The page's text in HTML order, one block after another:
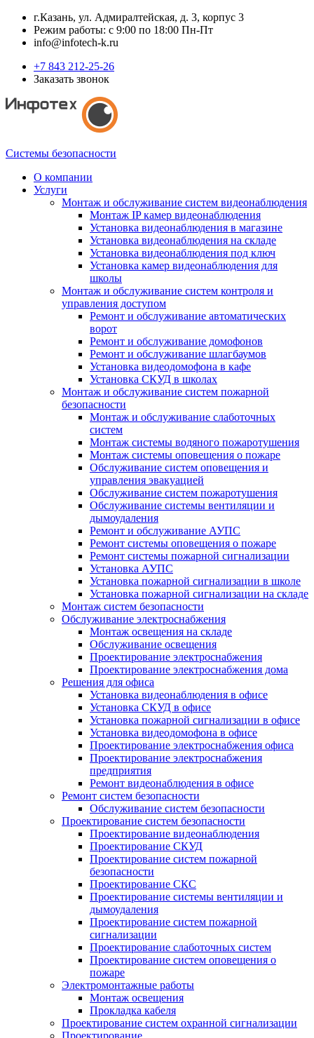
г.Казань, ул. Адмиралтейская, д. 3, корпус 3
Режим работы: с 9:00 по 18:00 Пн-Пт
info@infotech-k.ru
+7 843 212-25-26
Заказать звонок
Системы безопасности
О компании
Услуги
Монтаж и обслуживание систем видеонаблюдения
Монтаж IP камер видеонаблюдения
Установка видеонаблюдения в магазине
Установка видеонаблюдения на складе
Установка видеонаблюдения под ключ
Установка камер видеонаблюдения для
школы
Монтаж и обслуживание систем контроля и
управления доступом
Ремонт и обслуживание автоматических
ворот
Ремонт и обслуживание домофонов
Ремонт и обслуживание шлагбаумов
Установка видеодомофона в кафе
Установка СКУД в школах
Монтаж и обслуживание систем пожарной
безопасности
Монтаж и обслуживание слаботочных
систем
Монтаж системы водяного пожаротушения
Монтаж системы оповещения о пожаре
Обслуживание систем оповещения и
управления эвакуацией
Обслуживание систем пожаротушения
Обслуживание системы вентиляции и
дымоудаления
Ремонт и обслуживание АУПС
Ремонт системы оповещения о пожаре
Ремонт системы пожарной сигнализации
Установка АУПС
Установка пожарной сигнализации в школе
Установка пожарной сигнализации на складе
Монтаж систем безопасности
Обслуживание электроснабжения
Монтаж освещения на складе
Обслуживание освещения
Проектирование электроснабжения
Проектирование электроснабжения дома
Решения для офиса
Установка видеонаблюдения в офисе
Установка СКУД в офисе
Установка пожарной сигнализации в офисе
Установка видеодомофона в офисе
Проектирование электроснабжения офиса
Проектирование электроснабжения
предприятия
Ремонт видеонаблюдения в офисе
Ремонт систем безопасности
Обслуживание систем безопасности
Проектирование систем безопасности
Проектирование видеонаблюдения
Проектирование СКУД
Проектирование систем пожарной
безопасности
Проектирование СКС
Проектирование системы вентиляции и
дымоудаления
Проектирование систем пожарной
сигнализации
Проектирование слаботочных систем
Проектирование систем оповещения о
пожаре
Электромонтажные работы
Монтаж освещения
Прокладка кабеля
Проектирование систем охранной сигнализации
Проектирование